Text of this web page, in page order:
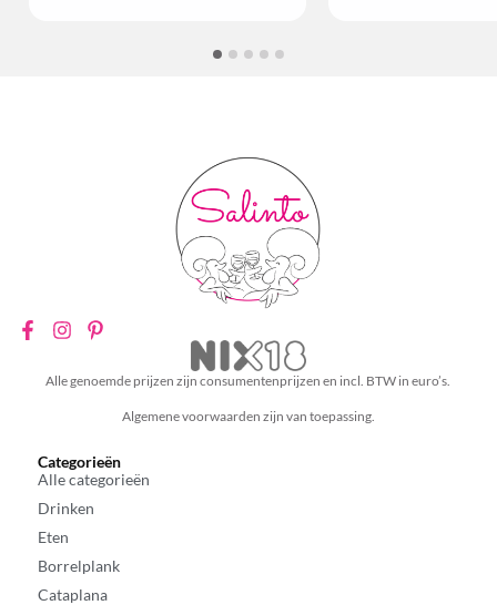
Alle genoemde prijzen zijn consumentenprijzen en incl. BTW in euro’s.
Algemene voorwaarden zijn van toepassing.
Categorieën
Alle categorieën
Drinken
Eten
Borrelplank
Cataplana